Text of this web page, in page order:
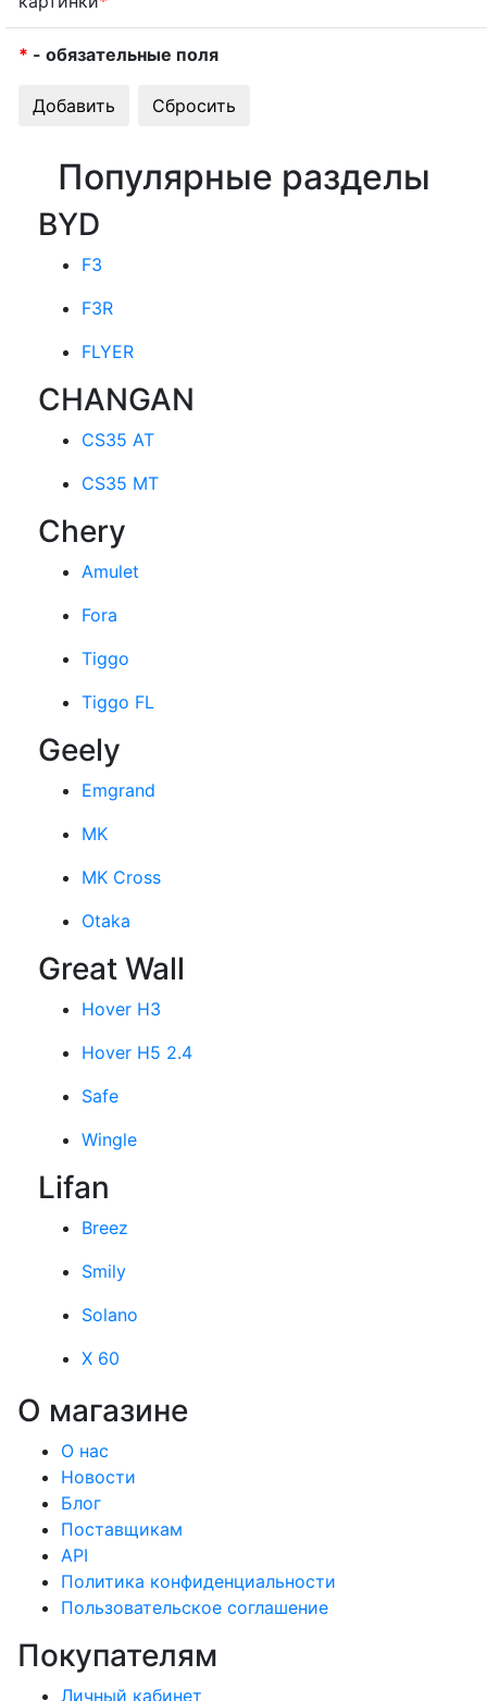
* - обязательные поля
Популярные разделы
BYD
F3
F3R
FLYER
CHANGAN
CS35 AT
CS35 MT
Chery
Amulet
Fora
Tiggo
Tiggo FL
Geely
Emgrand
MK
MK Cross
Otaka
Great Wall
Hover H3
Hover H5 2.4
Safe
Wingle
Lifan
Breez
Smily
Solano
X 60
О магазине
О нас
Новости
Блог
Поставщикам
API
Политика конфиденциальности
Пользовательское соглашение
Покупателям
Личный кабинет